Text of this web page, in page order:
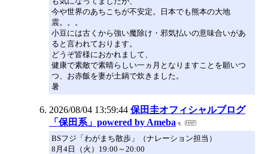
今や世界のあちこちが不安定。日本でも熊本の大地
震。。。
小豆には古くから強い魔除け・邪気払いの意味合いがあ
ると言われております。
どうぞ皆様におかれまして、
健康で素敵で素晴らしい一ヵ月となりますことを願いつ
つ、お赤飯を妻が土鍋で炊きました。
暑
2026/08/04 13:59:44 保田圭オフィシャルブログ
「保田系」powered by Ameba
​BSフジ「わがまち散歩」（ナレーション担当）
8月4日（火）19:00～20:00